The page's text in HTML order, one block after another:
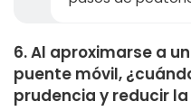
6. Al aproximarse a
puente móvil,
prudencia y reducir